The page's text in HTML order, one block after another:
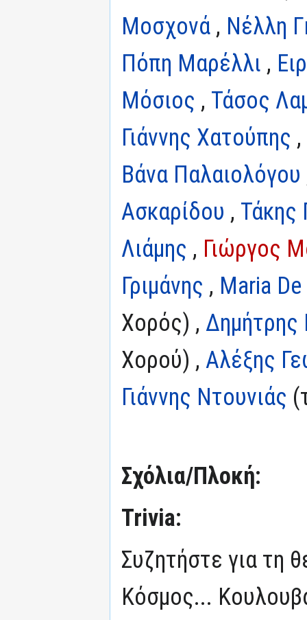
Μοσχονά , Νέλλη
Πόπη Μαρέλλι ,
Μόσιος , Τάσος
Γιάννης Χατούπης ,
Βάνα Παλαιολόγου
Ασκαρίδου , Τάκης
Λιάμης , Γιώργος
Γριμάνης , Maria
Χορός) ,
Χορού) , Αλέξης
Γιάννης Ντουνιάς
Σχόλια/Πλοκή:
Trivia:
Συζητήστε για τη
Κόσμος...